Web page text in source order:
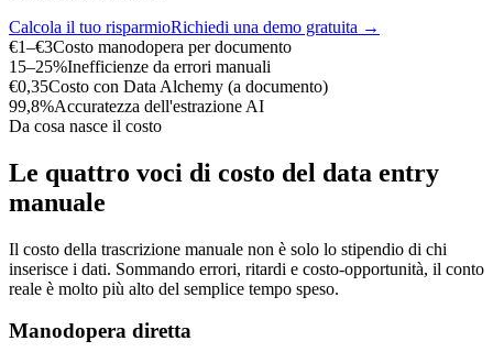
Calcola il tuo risparmioRichiedi una demo gratuita →
€1–€3Costo manodopera per documento
15–25%Inefficienze da errori manuali
€0,35Costo con Data Alchemy (a documento)
99,8%Accuratezza dell'estrazione AI
Da cosa nasce il costo
Le quattro voci di costo del data entry
manuale
Il costo della trascrizione manuale non è solo lo stipendio di chi
inserisce i dati. Sommando errori, ritardi e costo-opportunità, il conto
reale è molto più alto del semplice tempo speso.
Manodopera diretta